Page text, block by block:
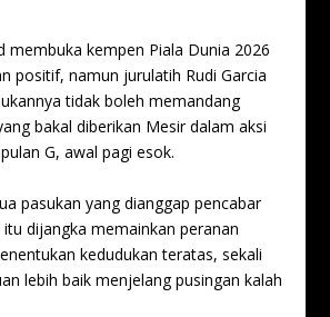
membuka kempen Piala Dunia 2026
positif, namun jurulatih Rudi Garcia
tidak boleh memandang
bakal diberikan Mesir dalam aksi
G, awal pagi esok.
pasukan yang dianggap pencabar
dijangka memainkan peranan
kedudukan teratas, sekali
lebih baik menjelang pusingan kalah